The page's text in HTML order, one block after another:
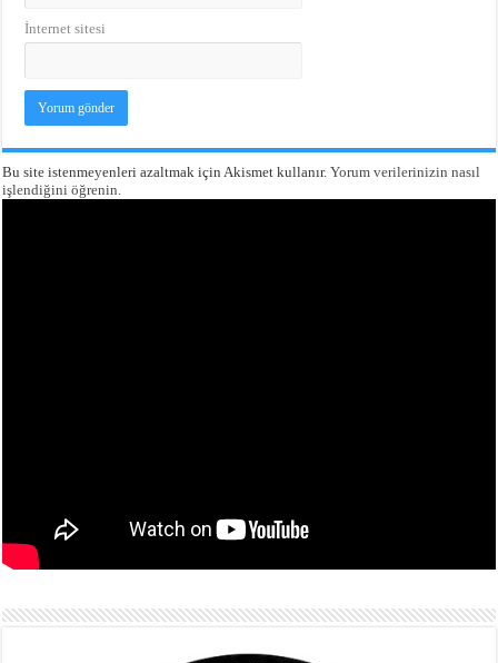
İnternet sitesi
Bu site istenmeyenleri azaltmak için Akismet kullanır.Yorum verilerinizin nasıl
işlendiğini öğrenin.